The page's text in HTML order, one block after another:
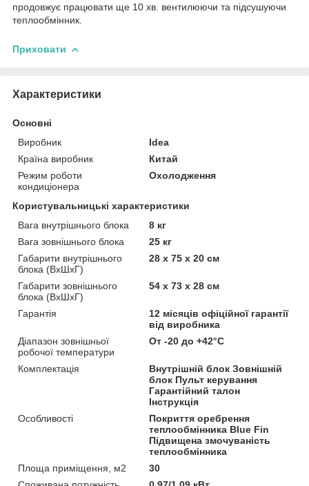
продовжує працювати ще 10 хв. вентилюючи та підсушуючи
теплообмінник.
Приховати
Характеристики
Основні
Виробник
Idea
Країна виробник
Китай
Режим роботи
кондиціонера
Охолодження
Користувальницькі характеристики
Вага внутрішнього блока
8 кг
Вага зовнішнього блока
25 кг
Габарити внутрішнього
блока (ВхШхГ)
28 x 75 x 20 см
Габарити зовнішнього
блока (ВхШхГ)
54 x 73 x 28 см
Гарантія
12 місяців офіційної гарантії
від виробника
Діапазон зовнішньої
робочої температури
От -20 до +42°С
Комплектація
Внутрішній блок Зовнішній
блок Пульт керування
Гарантійний талон
Інструкція
Особливості
Покриття оребрення
теплообмінника Blue Fin
Підвищена змочуваність
теплообмінника
Площа приміщення, м2
30